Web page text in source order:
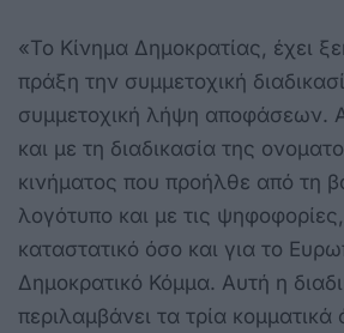
«Το Κίνημα Δημοκρατίας, έχει
πράξη την συμμετοχική
συμμετοχική λήψη αποφάσεων.
και με τη διαδικασία της
κινήματος που προήλθε από τη
λογότυπο και με τις
καταστατικό όσο και για το
Δημοκρατικό Κόμμα. Αυτή η
περιλαμβάνει τα τρία